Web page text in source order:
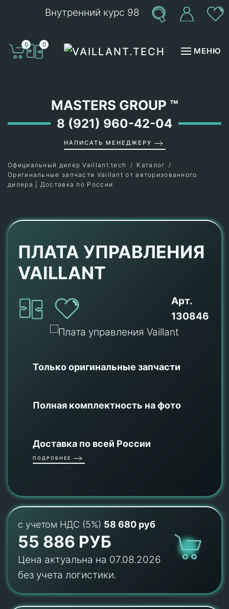
Внутренний курс 98
0 0
МЕНЮ
MASTERS GROUP ™
8 (921) 960-42-04
НАПИСАТЬ МЕНЕДЖЕРУ
Официальный дилер Vaillant.tech
Каталог
Оригинальные запчасти Vaillant от авторизованного
дилера | Доставка по России
ПЛАТА УПРАВЛЕНИЯ
VAILLANT
Арт.
130846
Только оригинальные запчасти
Полная комплектность на фото
Доставка по всей России
ПОДРОБНЕЕ
с учетом НДС (5%) 58 680 руб
55 886 РУБ
Цена актуальна на 07.08.2026
без учета логистики.